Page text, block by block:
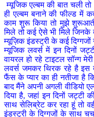
म्यूजिक एल्बम की बात चली तो
ही एल्बम बनाने की फील्ड में
काम शुरू किया तो मुझे
मिले तो कई ऐसे भी मिले जिनके
म्यूज़िक इंडस्ट्री के कई
म्यूजिक लवर्स में इन दिनों
वायरल हो रहे टाइटल सॉन्ग
लवर्स जमकर थिरक रहे है इस
फैंस के प्यार का ही नतीजा है
बाद मैंने अपनी अगली वीडियो
दिया है, जहां इन दिनों
साथ सेलिब्रेट कर रहा हूं तो
इंडस्ट्री के दिग्गजों के साथ